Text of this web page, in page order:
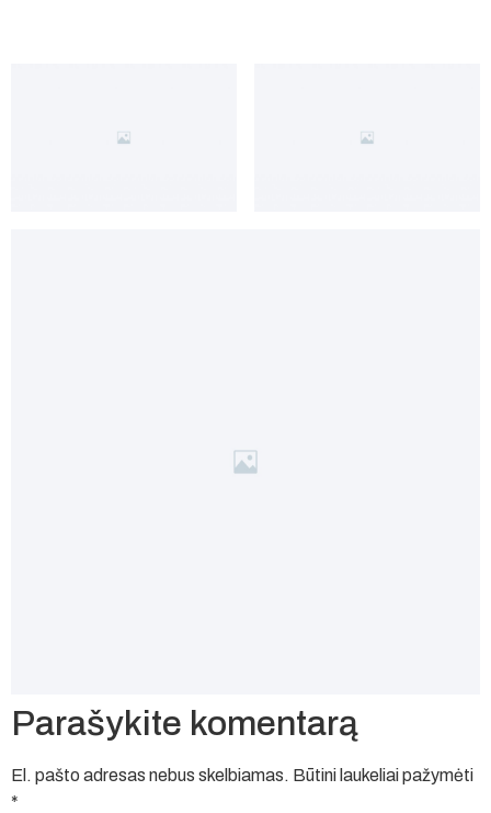
Parašykite komentarą
El. pašto adresas nebus skelbiamas. Būtini laukeliai pažymėti
*